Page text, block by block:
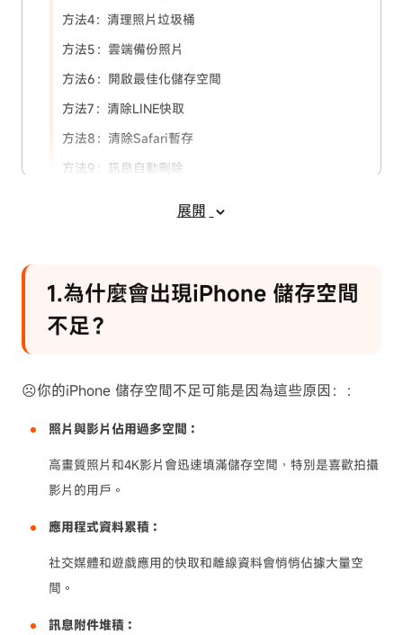
方法4：清理照片垃圾桶
方法5：雲端備份照片
方法6：開啟最佳化儲存空間
方法7：清除LINE快取
方法8：清除Safari暫存
方法9：訊息自動刪除
展開
1.為什麼會出現iPhone 儲存空間
不足？
☹️你的iPhone 儲存空間不足可能是因為這些原因：：
照片與影片佔用過多空間：
高畫質照片和4K影片會迅速填滿儲存空間，特別是喜歡拍攝
影片的用戶。
應用程式資料累積：
社交媒體和遊戲應用的快取和離線資料會悄悄佔據大量空
間。
訊息附件堆積：